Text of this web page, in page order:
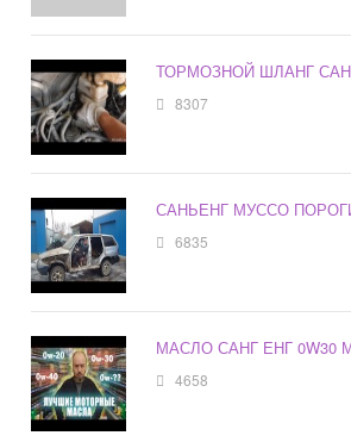
ТОРМОЗНОЙ ШЛАНГ
8307
САНЬЕНГ МУССО
6835
МАСЛО САНГ ЕНГ 0W30
4658